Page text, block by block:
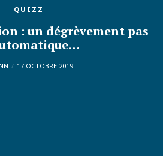
QUIZZ
: un dégrèvement pas
17 OCTOBRE 2019